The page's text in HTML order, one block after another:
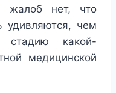
жалоб нет, что
удивляются, чем
стадию какой-
медицинской